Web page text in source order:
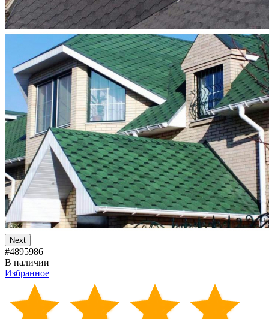
Next
#4895986
В наличии
Избранное